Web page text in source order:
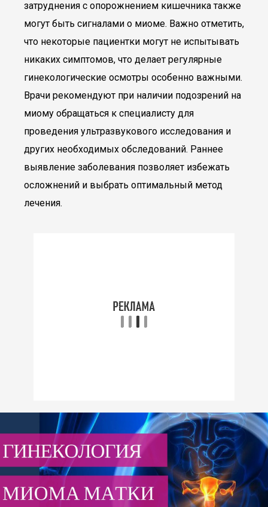
затруднения с опорожнением кишечника также
могут быть сигналами о миоме. Важно отметить,
что некоторые пациентки могут не испытывать
никаких симптомов, что делает регулярные
гинекологические осмотры особенно важными.
Врачи рекомендуют при наличии подозрений на
миому обращаться к специалисту для
проведения ультразвукового исследования и
других необходимых обследований. Раннее
выявление заболевания позволяет избежать
осложнений и выбрать оптимальный метод
лечения.